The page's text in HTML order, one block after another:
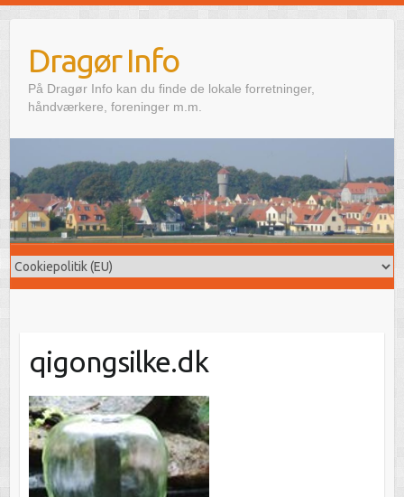
Dragør Info
På Dragør Info kan du finde de lokale forretninger,
håndværkere, foreninger m.m.
qigongsilke.dk